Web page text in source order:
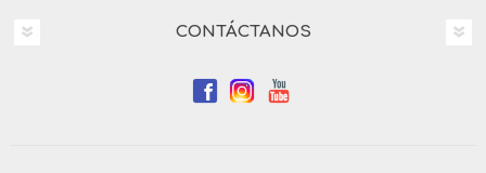
CONTÁCTANOS